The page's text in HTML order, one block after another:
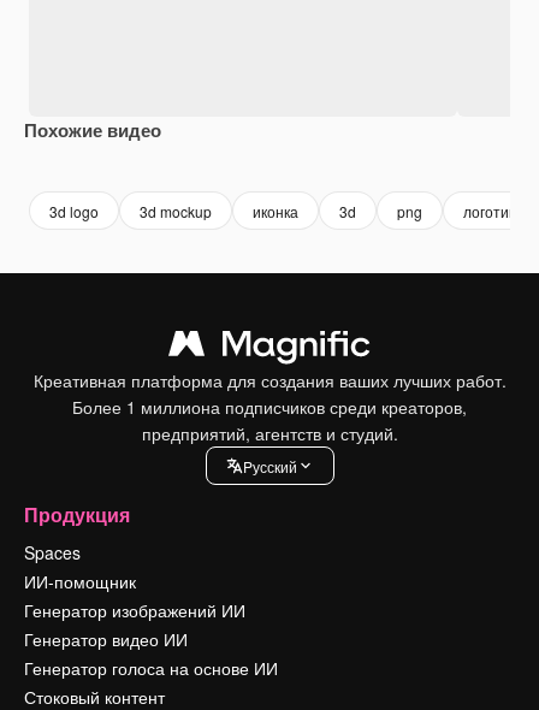
Похожие видео
3d logo 3d mockup иконка 3d png логотип
Креативная платформа для создания ваших лучших работ.
Более 1 миллиона подписчиков среди креаторов,
предприятий, агентств и студий.
Pусский
Продукция
Spaces
ИИ-помощник
Генератор изображений ИИ
Генератор видео ИИ
Генератор голоса на основе ИИ
Стоковый контент